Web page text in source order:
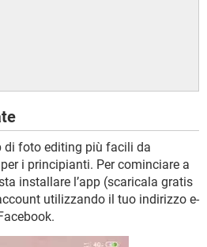
di foto editing più facili da
i principianti. Per cominciare a
installare l’app (scaricala gratis
utilizzando il tuo indirizzo e-